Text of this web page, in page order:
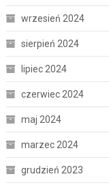
wrzesień 2024
sierpień 2024
lipiec 2024
czerwiec 2024
maj 2024
marzec 2024
grudzień 2023